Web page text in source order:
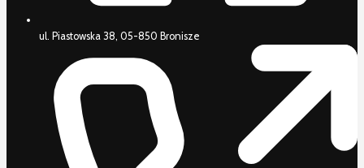
ul. Piastowska 38, 05-850 Bronisze